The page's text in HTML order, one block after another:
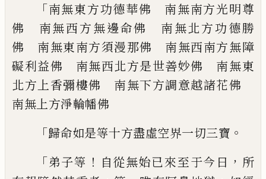
「南無東方功德華佛 南無南方光明尊
佛
南無西方無邊命佛 南無北方功德勝
佛 南無東南方須漫那佛 南無西南方無障
礙利益佛 南無西北方是世善妙佛 南無東
北方上香彌樓佛 南無下方調意越諸花佛
南無上方淨輪幡佛
「歸命如是等十方盡虛空界一切三寶 。
「弟子等 ！ 自從無始已來至于今日 ， 所